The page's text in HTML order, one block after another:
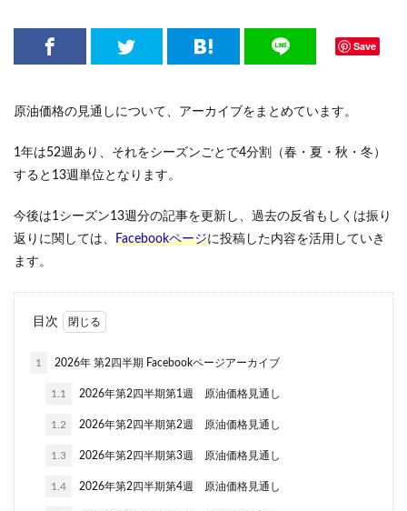
Save
原油価格の見通しについて、アーカイブをまとめています。
1年は52週あり、それをシーズンごとで4分割（春・夏・秋・冬）
すると13週単位となります。
今後は1シーズン13週分の記事を更新し、過去の反省もしくは振り
返りに関しては、 Facebookページに投稿した内容を活用していき
ます。
目次
1 2026年 第2四半期 Facebookページアーカイブ
1.1 2026年第2四半期第1週 原油価格見通し
1.2 2026年第2四半期第2週 原油価格見通し
1.3 2026年第2四半期第3週 原油価格見通し
1.4 2026年第2四半期第4週 原油価格見通し